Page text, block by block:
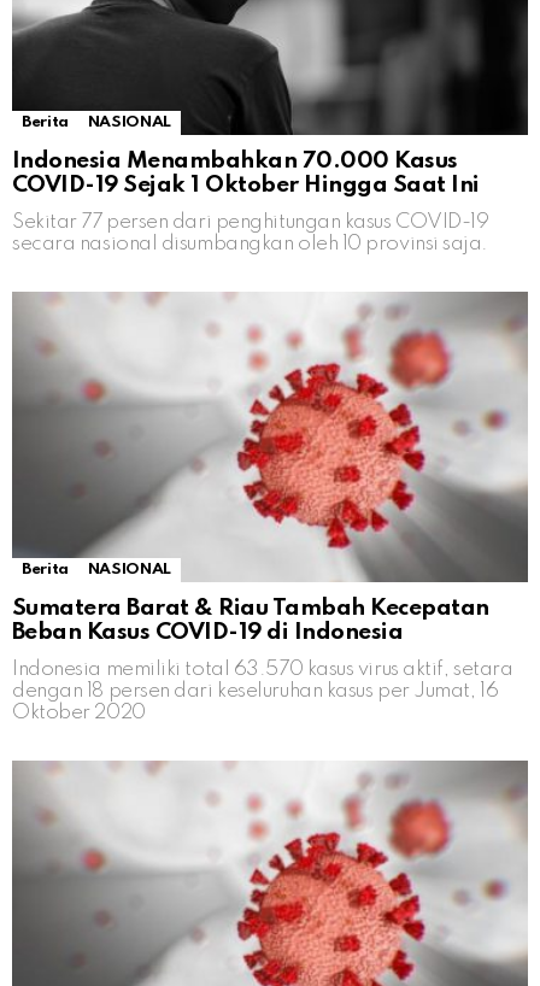
Berita NASIONAL
Indonesia Menambahkan 70.000 Kasus
COVID-19 Sejak 1 Oktober Hingga Saat Ini
Sekitar 77 persen dari penghitungan kasus COVID-19
secara nasional disumbangkan oleh 10 provinsi saja.
Berita NASIONAL
Sumatera Barat & Riau Tambah Kecepatan
Beban Kasus COVID-19 di Indonesia
Indonesia memiliki total 63.570 kasus virus aktif, setara
dengan 18 persen dari keseluruhan kasus per Jumat, 16
Oktober 2020